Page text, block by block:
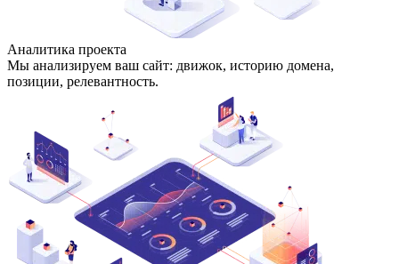
Аналитика проекта
Мы анализируем ваш сайт: движок, историю домена,
позиции, релевантность.